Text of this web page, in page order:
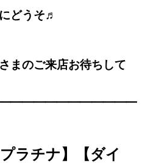
どうそ♬
まのご来店お待ちして
ラチナ】【ダイ